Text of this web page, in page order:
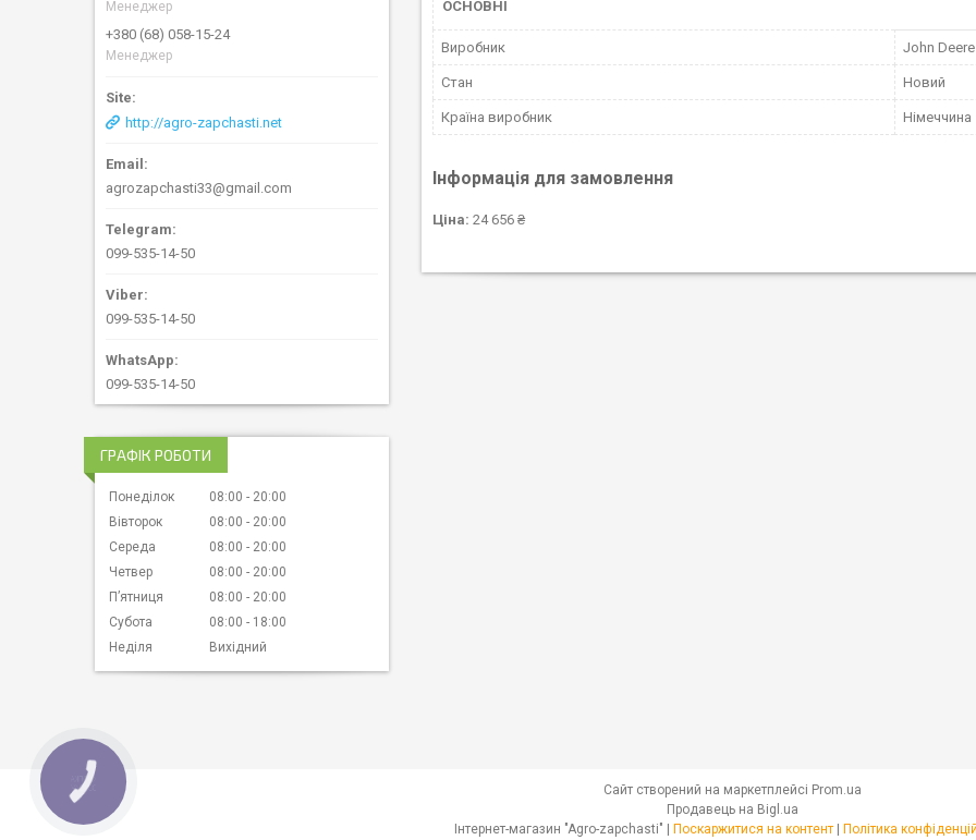
ОСНОВНІ
Виробник John Deere
Стан Новий
Країна виробник Німеччина
Інформація для замовлення
Ціна: 24 656 ₴
Менеджер
+380 (68) 058-15-24
Менеджер
http://agro-zapchasti.net
agrozapchasti33@gmail.com
099-535-14-50
099-535-14-50
099-535-14-50
ГРАФІК РОБОТИ
Понеділок 08:00
20:00
Вівторок
08:00
20:00
Середа
08:00
20:00
Четвер
08:00
20:00
Пʼятниця
08:00
20:00
Субота
08:00
18:00
Неділя
Вихідний
Сайт створений на маркетплейсі Prom.ua
Продавець на Bigl.ua
Поскаржитися на контент Політика
КНОПКА
ЗВ'ЯЗКУ